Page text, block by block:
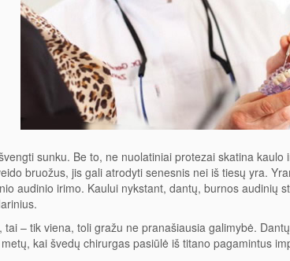
sunku. Be to, ne nuolatiniai protezai skatina kaulo
bruožus, jis gali atrodyti senesnis nei iš tiesų yra.
audinio irimo. Kaului nykstant, dantų, burnos audinių
– tik viena, toli gražu ne pranašiausia galimybė. Dantų
kai švedų chirurgas pasiūlė iš titano pagamintus